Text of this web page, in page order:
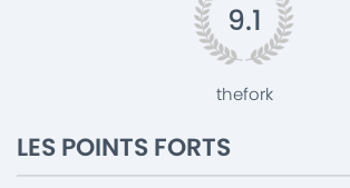
9.1
thefork
LES POINTS FORTS